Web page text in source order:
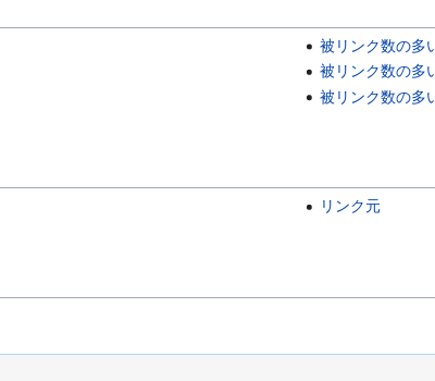
被リンク数の多
被リンク数の多
被リンク数の多
リンク元